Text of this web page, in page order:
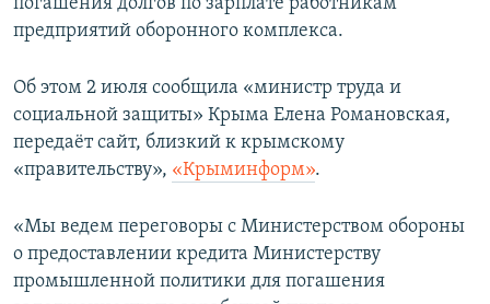
погашения долгов по зарплате работникам
предприятий оборонного комплекса.
Об этом 2 июля сообщила «министр труда и
социальной защиты» Крыма Елена Романовская,
передаёт сайт, близкий к крымскому
«правительству», «Крыминформ».
«Мы ведем переговоры с Министерством обороны
о предоставлении кредита Министерству
промышленной политики для погашения